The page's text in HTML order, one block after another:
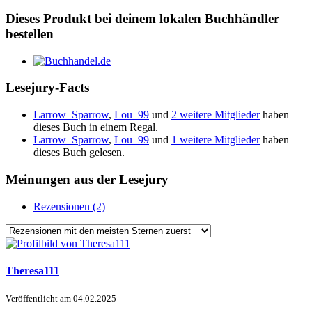
Dieses Produkt bei deinem lokalen Buchhändler
bestellen
Lesejury-Facts
Larrow_Sparrow, Lou_99 und 2 weitere Mitgliederhaben
dieses Buch in einem Regal.
Larrow_Sparrow, Lou_99 und 1 weitere Mitgliederhaben
dieses Buch gelesen.
Meinungen aus der Lesejury
Rezensionen (2)
Theresa111
Veröffentlicht am 04.02.2025